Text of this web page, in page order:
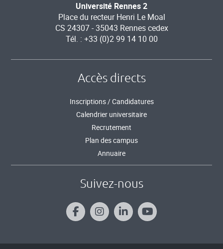
Université Rennes 2
Place du recteur Henri Le Moal
CS 24307 - 35043 Rennes cedex
Tél. : +33 (0)2 99 14 10 00
Accès directs
Inscriptions / Candidatures
Calendrier universitaire
Recrutement
Plan des campus
Annuaire
Suivez-nous